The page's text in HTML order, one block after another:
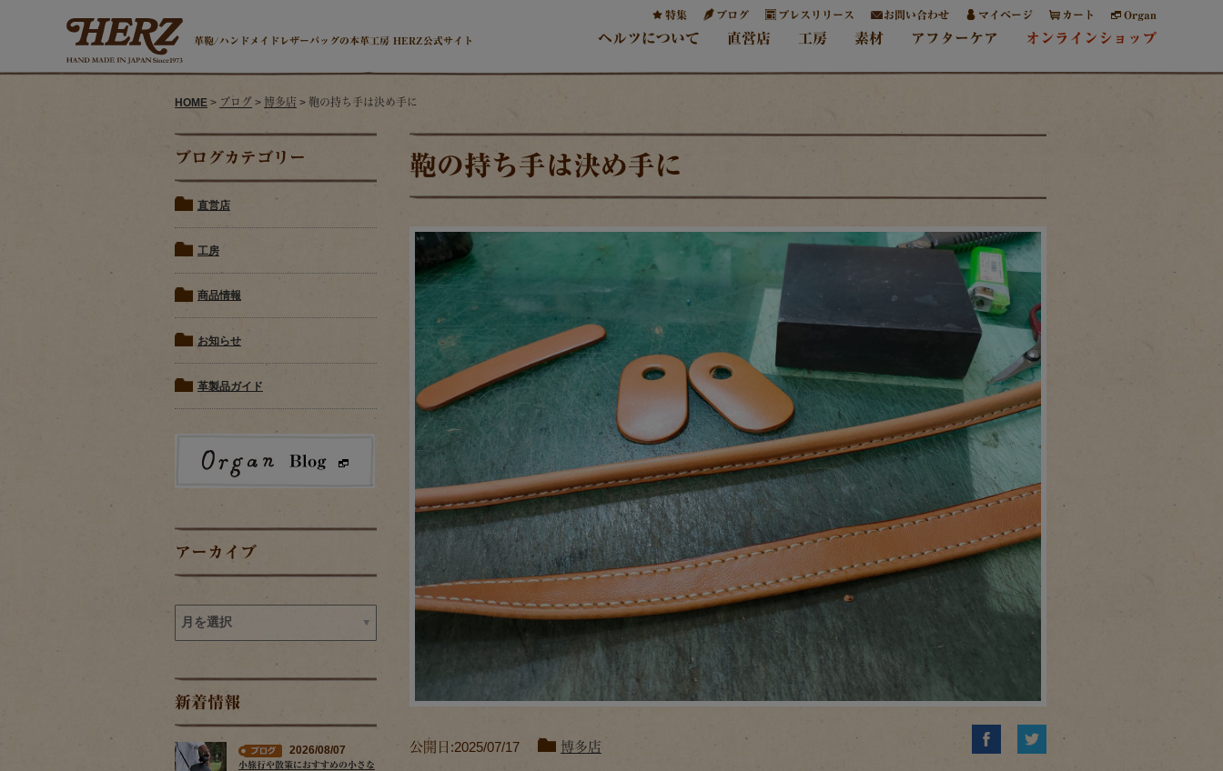
革鞄/ハンドメイドレザーバッグの本革工房 HERZ公式サイト
特集 ブログ プレスリリース お問い合わせ マイページ カート Organ
ヘルツについて 直営店 工房 素材 アフターケア オンラインショップ
HOME > ブログ > 博多店 > 鞄の持ち手は決め手に
ブログカテゴリー
直営店
工房
商品情報
お知らせ
革製品ガイド
アーカイブ
新着情報
2026/08/07
小旅行や散策におすすめの小さな
鞄の持ち手は決め手に
公開日:2025/07/17 博多店